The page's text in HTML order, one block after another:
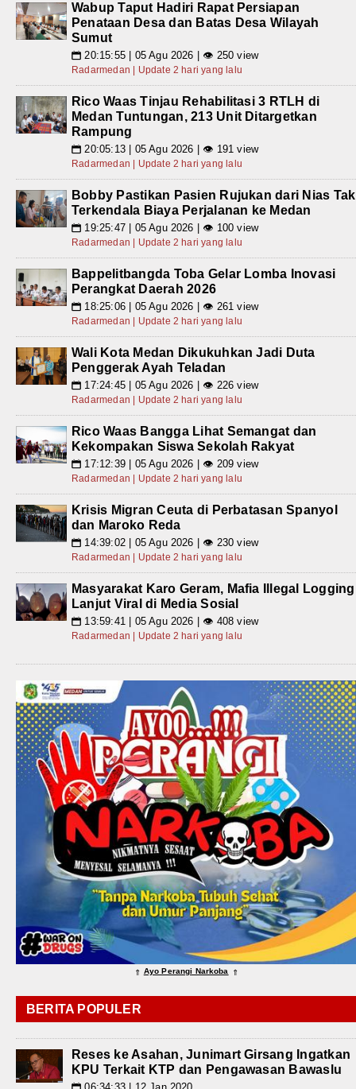
Wabup Taput Hadiri Rapat Persiapan
Penataan Desa dan Batas Desa Wilayah
Sumut
📅 20:15:55 | 05 Agu 2026 | 👁 250 view
Radarmedan | Update 2 hari yang lalu
Rico Waas Tinjau Rehabilitasi 3 RTLH di
Medan Tuntungan, 213 Unit Ditargetkan
Rampung
📅 20:05:13 | 05 Agu 2026 | 👁 191 view
Radarmedan | Update 2 hari yang lalu
Bobby Pastikan Pasien Rujukan dari Nias Tak
Terkendala Biaya Perjalanan ke Medan
📅 19:25:47 | 05 Agu 2026 | 👁 100 view
Radarmedan | Update 2 hari yang lalu
Bappelitbangda Toba Gelar Lomba Inovasi
Perangkat Daerah 2026
📅 18:25:06 | 05 Agu 2026 | 👁 261 view
Radarmedan | Update 2 hari yang lalu
Wali Kota Medan Dikukuhkan Jadi Duta
Penggerak Ayah Teladan
📅 17:24:45 | 05 Agu 2026 | 👁 226 view
Radarmedan | Update 2 hari yang lalu
Rico Waas Bangga Lihat Semangat dan
Kekompakan Siswa Sekolah Rakyat
📅 17:12:39 | 05 Agu 2026 | 👁 209 view
Radarmedan | Update 2 hari yang lalu
Krisis Migran Ceuta di Perbatasan Spanyol
dan Maroko Reda
📅 14:39:02 | 05 Agu 2026 | 👁 230 view
Radarmedan | Update 2 hari yang lalu
Masyarakat Karo Geram, Mafia Illegal Logging
Lanjut Viral di Media Sosial
📅 13:59:41 | 05 Agu 2026 | 👁 408 view
Radarmedan | Update 2 hari yang lalu
⇑ Ayo Perangi Narkoba ⇑
BERITA POPULER
Reses ke Asahan, Junimart Girsang Ingatkan
KPU Terkait KTP dan Pengawasan Bawaslu